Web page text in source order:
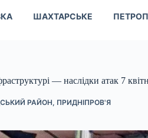
ШАХТАРСЬКЕ
— наслідки атак 7
РАЙОН, ПРИДНІПРОВ'Я